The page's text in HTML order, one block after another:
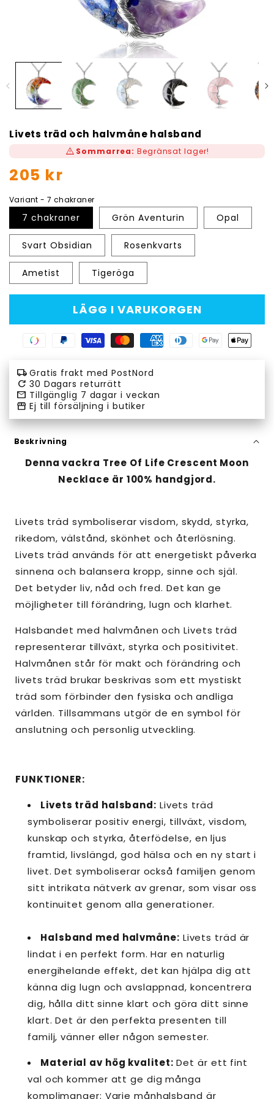
Livets träd och halvmåne halsband
warning Sommarrea: Begränsat lager!
Ordinarie
205 kr
Variant - 7 chakraner
7 chakraner Grön Aventurin Opal
Svart Obsidian Rosenkvarts
Ametist Tigeröga
LÄGG I VARUKORGEN
Swish
method
Paypal
method
Visa
method
Master
method
American
method
Diners
GoogleApple
local_shipping Gratis frakt med PostNord
refresh 30 Dagars returrätt
email Tillgänglig 7 dagar i veckan
storefront Ej till försäljning i butiker
Beskrivning
Denna vackra Tree Of Life Crescent Moon
Necklace är 100% handgjord.
Livets träd symboliserar visdom, skydd, styrka,
rikedom, välstånd, skönhet och återlösning.
Livets träd används för att energetiskt påverka
sinnena och balansera kropp, sinne och själ.
Det betyder liv, nåd och fred. Det kan ge
möjligheter till förändring, lugn och klarhet.
Halsbandet med halvmånen och Livets träd
representerar tillväxt, styrka och positivitet.
Halvmånen står för makt och förändring och
livets träd brukar beskrivas som ett mystiskt
träd som förbinder den fysiska och andliga
världen. Tillsammans utgör de en symbol för
anslutning och personlig utveckling.
FUNKTIONER:
Livets träd halsband: Livets träd
symboliserar positiv energi, tillväxt, visdom,
kunskap och styrka, återfödelse, en ljus
framtid, livslängd, god hälsa och en ny start i
livet. Det symboliserar också familjen genom
sitt intrikata nätverk av grenar, som visar oss
kontinuitet genom alla generationer.
Halsband med halvmåne: Livets träd är
lindat i en perfekt form. Har en naturlig
energihelande effekt, det kan hjälpa dig att
känna dig lugn och avslappnad, koncentrera
dig, hålla ditt sinne klart och göra ditt sinne
klart. Det är den perfekta presenten till
familj, vänner eller någon semester.
Material av hög kvalitet: Det är ett fint
val och kommer att ge dig många
komplimanger: Varje månhalsband är